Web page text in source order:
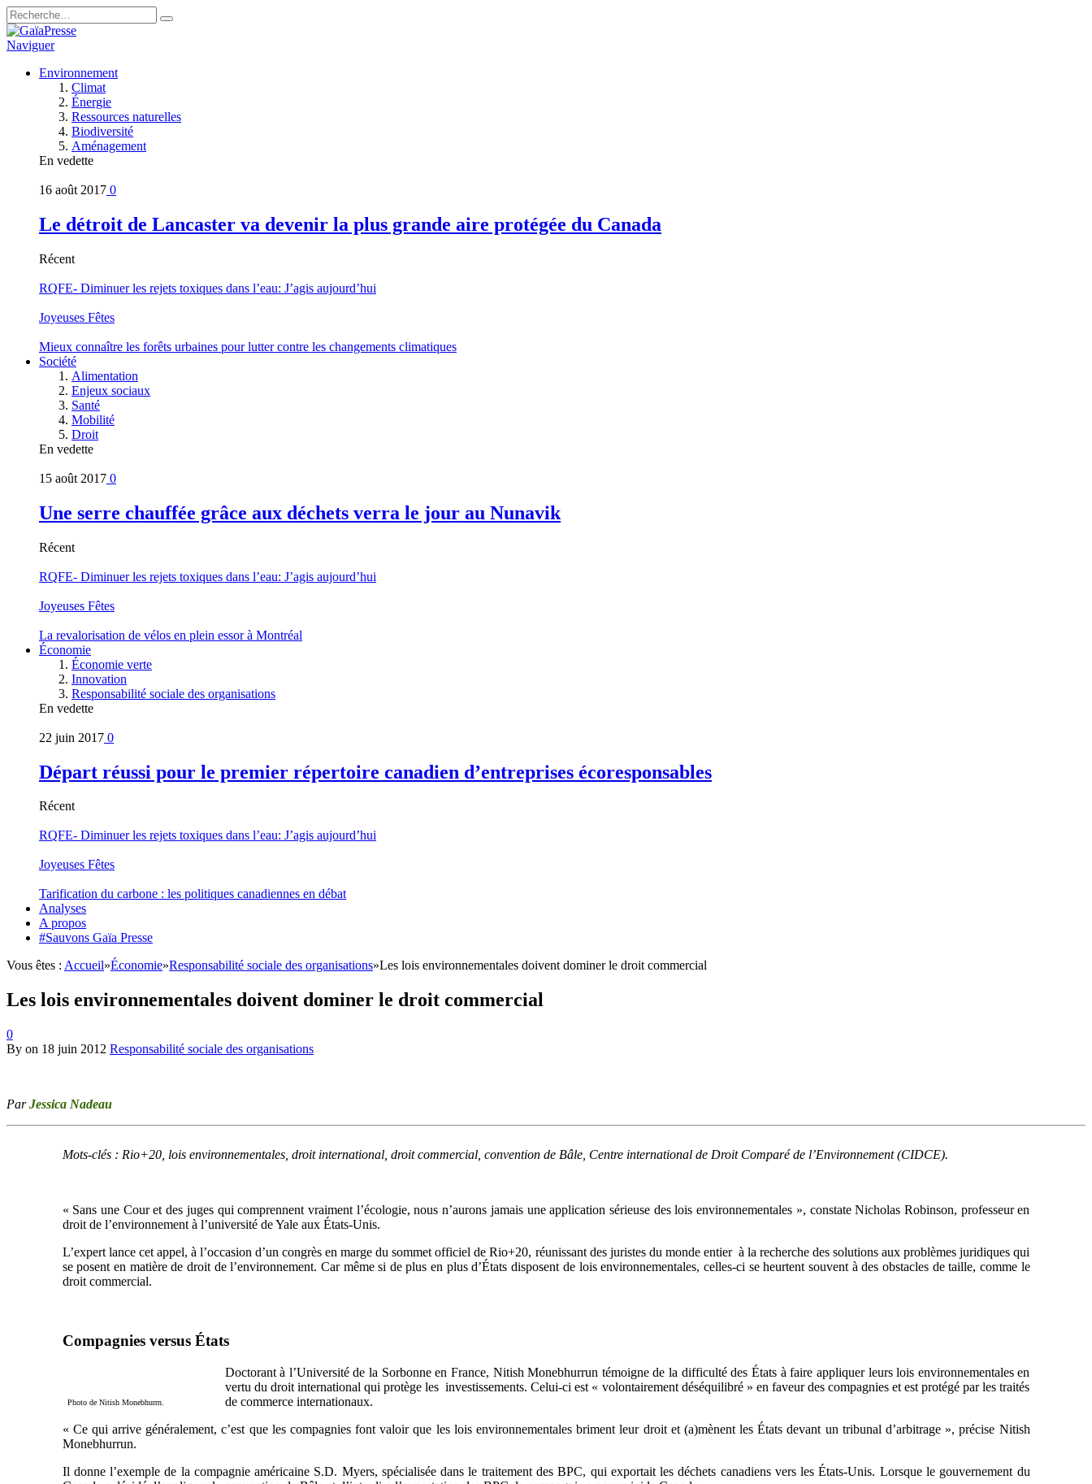
Naviguer
Environnement
Climat
Énergie
Ressources naturelles
Biodiversité
Aménagement
En vedette
16 août 2017 0
Le détroit de Lancaster va devenir la plus grande aire protégée du Canada
Récent
RQFE- Diminuer les rejets toxiques dans l’eau: J’agis aujourd’hui
Joyeuses Fêtes
Mieux connaître les forêts urbaines pour lutter contre les changements climatiques
Société
Alimentation
Enjeux sociaux
Santé
Mobilité
Droit
En vedette
15 août 2017 0
Une serre chauffée grâce aux déchets verra le jour au Nunavik
Récent
RQFE- Diminuer les rejets toxiques dans l’eau: J’agis aujourd’hui
Joyeuses Fêtes
La revalorisation de vélos en plein essor à Montréal
Économie
Économie verte
Innovation
Responsabilité sociale des organisations
En vedette
22 juin 2017 0
Départ réussi pour le premier répertoire canadien d’entreprises écoresponsables
Récent
RQFE- Diminuer les rejets toxiques dans l’eau: J’agis aujourd’hui
Joyeuses Fêtes
Tarification du carbone : les politiques canadiennes en débat
Analyses
A propos
#Sauvons Gaïa Presse
Vous êtes : Accueil»Économie»Responsabilité sociale des organisations»Les lois environnementales doivent dominer le droit commercial
Les lois environnementales doivent dominer le droit commercial
0
By on 18 juin 2012 Responsabilité sociale des organisations
ParJessica Nadeau
Mots-clés : Rio+20, lois environnementales, droit international, droit commercial, convention de Bâle, Centre international de Droit Comparé de l’Environnement (CIDCE).
« Sans une Cour et des juges qui comprennent vraiment l’écologie, nous n’aurons jamais une application sérieuse des lois environnementales », constate Nicholas Robinson, professeur en
droit de l’environnement à l’université de Yale aux États-Unis.
L’expert lance cet appel, à l’occasion d’un congrès en marge du sommet officiel de Rio+20, réunissant des juristes du monde entier à la recherche des solutions aux problèmes juridiques qui
se posent en matière de droit de l’environnement. Car même si de plus en plus d’États disposent de lois environnementales, celles-ci se heurtent souvent à des obstacles de taille, comme le
droit commercial.
Compagnies versus États
Photo de Nitish Monebhurrn.
Doctorant à l’Université de la Sorbonne en France, Nitish Monebhurrun témoigne de la difficulté des États à faire appliquer leurs lois environnementales en
vertu du droit international qui protège les investissements. Celui-ci est « volontairement déséquilibré » en faveur des compagnies et est protégé par les traités
de commerce internationaux.
« Ce qui arrive généralement, c’est que les compagnies font valoir que les lois environnementales briment leur droit et (a)mènent les États devant un tribunal d’arbitrage », précise Nitish
Monebhurrun.
Il donne l’exemple de la compagnie américaine S.D. Myers, spécialisée dans le traitement des BPC, qui exportait les déchets canadiens vers les États-Unis. Lorsque le gouvernement du